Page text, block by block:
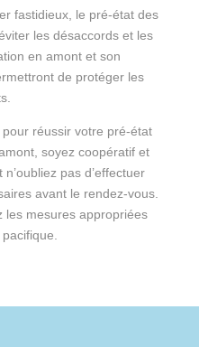
fastidieux, le pré-état des
les désaccords et les
en amont et son
de protéger les
réussir votre pré-état
soyez coopératif et
pas d’effectuer
avant le rendez-vous.
les mesures appropriées